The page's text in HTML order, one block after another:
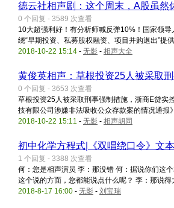
德云社相声剧：这个周末，A股虽然
0 个回复 - 3589 次查看
10大超强利好！有分析师喊反弹10%！国家领
绕“早期投资、私募股权融资、项目并购退出”提
2018-10-22 15:14 - 无影 - 相声大全
黄俊英相声：草根投资25人被采取
0 个回复 - 3653 次查看
草根投资25人被采取刑事强制措施，浙商E贷实
技有限公司涉嫌非法吸收公众存款案的情况通报
2018-10-22 15:11 - 无影 - 相声胡同
初中化学方程式|《双唱绕口令》文
1 个回复 - 3388 次查看
何：您是相声演员 李：那没错 何：据说你们这
这个说的方面，您都能说点什么呢？ 李：那说得
2018-8-17 16:00 - 无影 - 刘宝瑞